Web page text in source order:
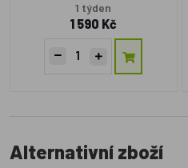
1 týden
1 590 Kč
Alternativní zboží